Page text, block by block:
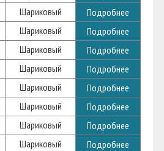
Шариковый
Подробнее
Шариковый
Подробнее
Шариковый
Подробнее
Шариковый
Подробнее
Шариковый
Подробнее
Шариковый
Подробнее
Шариковый
Подробнее
Шариковый
Подробнее